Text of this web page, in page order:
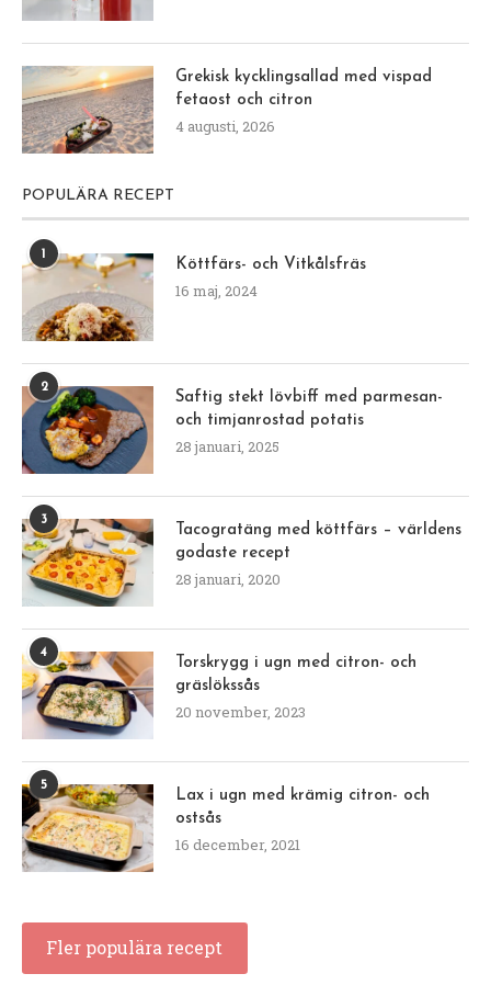
Grekisk kycklingsallad med vispad
fetaost och citron
4 augusti, 2026
POPULÄRA RECEPT
Köttfärs- och Vitkålsfräs
16 maj, 2024
2
Saftig stekt lövbiff med parmesan-
och timjanrostad potatis
28 januari, 2025
3
Tacogratäng med köttfärs – världens
godaste recept
28 januari, 2020
4
Torskrygg i ugn med citron- och
gräslökssås
20 november, 2023
5
Lax i ugn med krämig citron- och
ostsås
16 december, 2021
Fler populära recept